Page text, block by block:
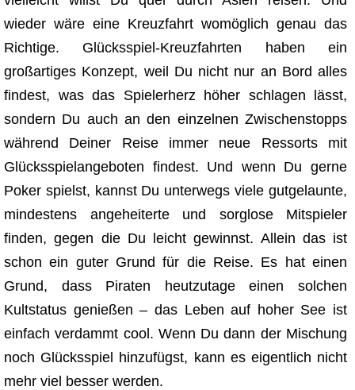
wieder wäre eine Kreuzfahrt womöglich genau das
Richtige. Glücksspiel-Kreuzfahrten haben ein
großartiges Konzept, weil Du nicht nur an Bord alles
findest, was das Spielerherz höher schlagen lässt,
sondern Du auch an den einzelnen Zwischenstopps
während Deiner Reise immer neue Ressorts mit
Glücksspielangeboten findest. Und wenn Du gerne
Poker spielst, kannst Du unterwegs viele gutgelaunte,
mindestens angeheiterte und sorglose Mitspieler
finden, gegen die Du leicht gewinnst. Allein das ist
schon ein guter Grund für die Reise. Es hat einen
Grund, dass Piraten heutzutage einen solchen
Kultstatus genießen – das Leben auf hoher See ist
einfach verdammt cool. Wenn Du dann der Mischung
noch Glücksspiel hinzufügst, kann es eigentlich nicht
mehr viel besser werden.